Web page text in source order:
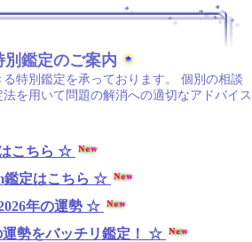
別鑑定のご案内
特別鑑定を承っております。 個別の相談
を用いて問題の解消への適切なアドバイス
こちら ☆
鑑定はこちら ☆
年の運勢 ☆
勢をバッチリ鑑定！ ☆